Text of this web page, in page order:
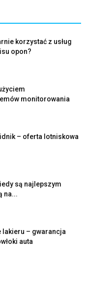
korzystać z usług
opon?
monitorowania
– oferta lotniskowa
są najlepszym
na...
lakieru – gwarancja
auta